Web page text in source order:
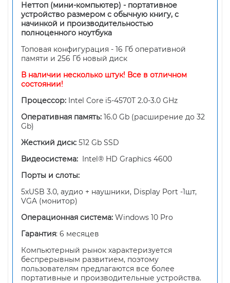
Неттоп (мини-компьютер) - портативное
устройство размером с обычную книгу, с
начинкой и производительностью
полноценного ноутбука
Топовая конфигурация - 16 Гб оперативной
памяти и 256 Гб новый диск
В наличии несколько штук! Все в отличном
состоянии!
Процессор: Intel Core i5-4570T 2.0-3.0 GHz
Оперативная память: 16.0 Gb (расширение до 32
Gb)
Жесткий диск: 512 Gb SSD
Видеосистема:
Intel® HD Graphics 4600
Порты и слоты:
5хUSB 3.0, аудио + наушники, Display Port -1шт,
VGA (монитор)
Операционная система: Windows 10 Pro
Гарантия: 6 месяцев
Компьютерный рынок характеризуется
беспрерывным развитием, поэтому
пользователям предлагаются все более
портативные и производительные устройства.